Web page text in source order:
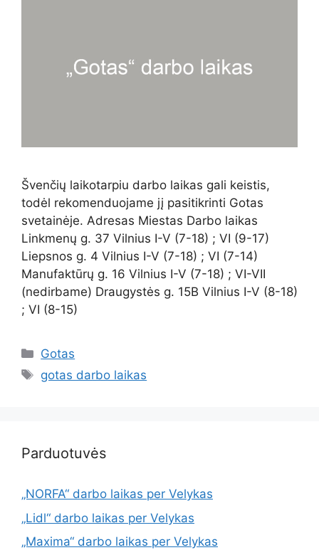
Švenčių laikotarpiu darbo laikas gali keistis,
todėl rekomenduojame jį pasitikrinti Gotas
svetainėje. Adresas Miestas Darbo laikas
Linkmenų g. 37 Vilnius I-V (7-18) ; VI (9-17)
Liepsnos g. 4 Vilnius I-V (7-18) ; VI (7-14)
Manufaktūrų g. 16 Vilnius I-V (7-18) ; VI-VII
(nedirbame) Draugystės g. 15B Vilnius I-V (8-18)
; VI (8-15)
Gotas
gotas darbo laikas
Parduotuvės
„NORFA“ darbo laikas per Velykas
„Lidl“ darbo laikas per Velykas
„Maxima“ darbo laikas per Velykas